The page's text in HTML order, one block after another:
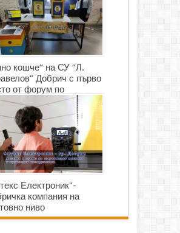
кошче“ на СУ “Л.
Добрич с първо
от форум по
Електроник"-
компания на
ниво